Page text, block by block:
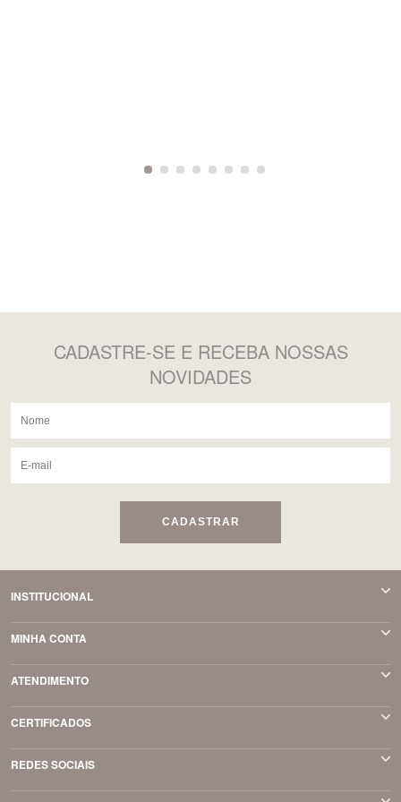
CADASTRE-SE E RECEBA NOSSAS
NOVIDADES
CADASTRAR
INSTITUCIONAL
MINHA CONTA
ATENDIMENTO
CERTIFICADOS
REDES SOCIAIS